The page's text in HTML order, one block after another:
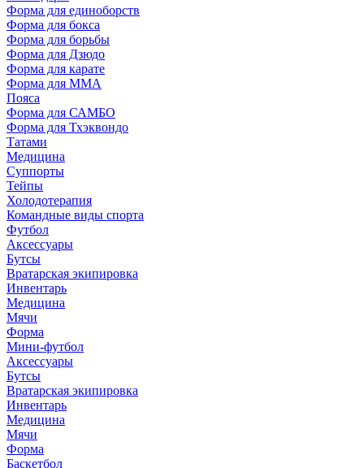
Форма для единоборств
Форма для бокса
Форма для борьбы
Форма для Дзюдо
Форма для карате
Форма для MMA
Пояса
Форма для САМБО
Форма для Тхэквондо
Татами
Медицина
Суппорты
Тейпы
Холодотерапия
Командные виды спорта
Футбол
Аксессуары
Бутсы
Вратарская экипировка
Инвентарь
Медицина
Мячи
Форма
Мини-футбол
Аксессуары
Бутсы
Вратарская экипировка
Инвентарь
Медицина
Мячи
Форма
Баскетбол